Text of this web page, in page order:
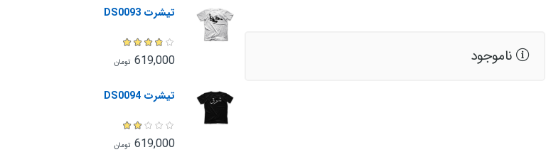
ناموجود
تیشرت DS0093
619,000 تومان
تیشرت DS0094
619,000 تومان